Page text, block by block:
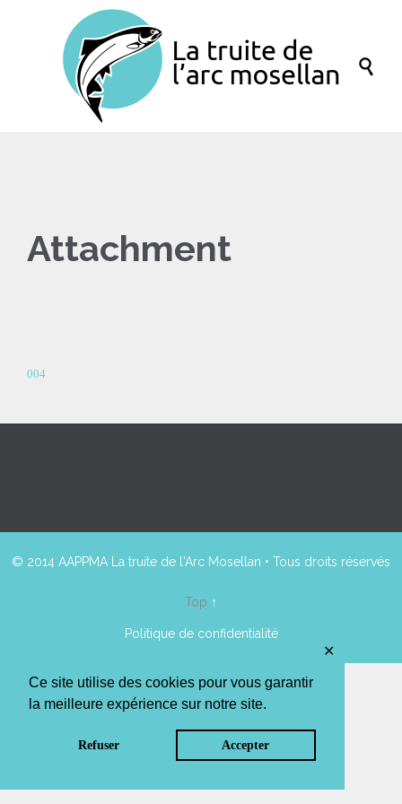
Ce site utilise des cookies pour vous garantir
la meilleure expérience sur notre site.
Refuser Accepter
✕

Attachment
004
© 2014 AAPPMA La truite de l'Arc Mosellan • Tous droits réservés
Top ↑
Politique de confidentialité